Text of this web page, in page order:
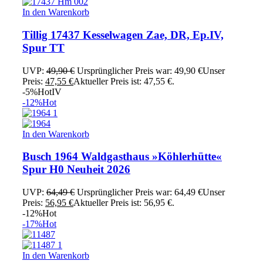
In den Warenkorb
Tillig 17437 Kesselwagen Zae, DR, Ep.IV,
Spur TT
UVP: 49,90€ Ursprünglicher Preis war: 49,90 €Unser
Preis: 47,55 €Aktueller Preis ist: 47,55 €.
-5%HotIV
-12%Hot
In den Warenkorb
Busch 1964 Waldgasthaus »Köhlerhütte«
Spur H0 Neuheit 2026
UVP: 64,49€ Ursprünglicher Preis war: 64,49 €Unser
Preis: 56,95 €Aktueller Preis ist: 56,95 €.
-12%Hot
-17%Hot
In den Warenkorb